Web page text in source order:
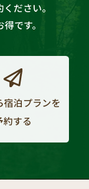
ださい。
です。
宿泊プランを
約する